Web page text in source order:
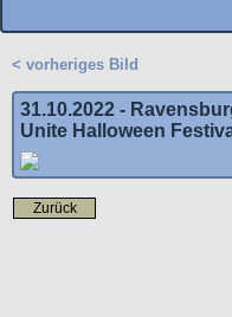
< vorheriges Bild
31.10.2022 -
Unite Halloween